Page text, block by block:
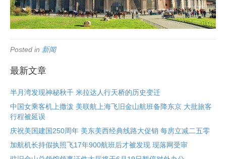
Posted in 新闻
最新文章
半月湾发现神秘秋千 米拉达人行天桥的历史变迁
中国女乘客机上撒泼 美联航上海飞旧金山航班备降东京 大批旅客
行程被延误
庆祝美国建国250周年 美东美西经典线路大促销 每房立减二五零
加航机长持假执照飞17年900航班后才被发现 现落网受审